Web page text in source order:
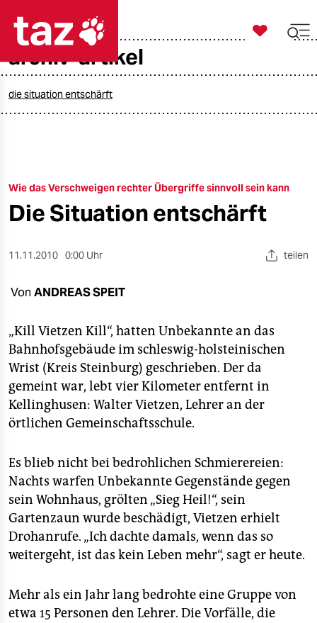
öko
gesellschaft
kultur
sport
nord
wahrheit
verlag
veranstaltungen
shop
fragen & hilfe
unterstützen
genossenschaft

taz zahl ich
archiv-artikel
die situation entschärft
Wie das Verschweigen rechter Übergriffe sinnvoll sein kann
Die Situation entschärft
11.11.2010 0:00 Uhr teilen
Von ANDREAS SPEIT
„Kill Vietzen Kill“, hatten Unbekannte an das
Bahnhofsgebäude im schleswig-holsteinischen
Wrist (Kreis Steinburg) geschrieben. Der da
gemeint war, lebt vier Kilometer entfernt in
Kellinghusen: Walter Vietzen, Lehrer an der
örtlichen Gemeinschaftsschule.
Es blieb nicht bei bedrohlichen Schmierereien:
Nachts warfen Unbekannte Gegenstände gegen
sein Wohnhaus, grölten „Sieg Heil!“, sein
Gartenzaun wurde beschädigt, Vietzen erhielt
Drohanrufe. „Ich dachte damals, wenn das so
weitergeht, ist das kein Leben mehr“, sagt er heute.
Mehr als ein Jahr lang bedrohte eine Gruppe von
etwa 15 Personen den Lehrer. Die Vorfälle, die